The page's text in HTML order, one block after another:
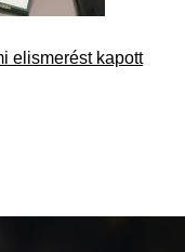
elismerést kapott